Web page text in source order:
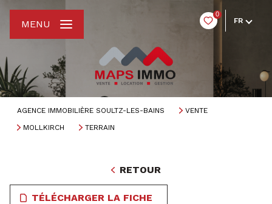
0
FR
MENU
AGENCE IMMOBILIÈRE SOULTZ-LES-BAINS
VENTE
MOLLKIRCH
TERRAIN
RETOUR
TÉLÉCHARGER LA FICHE